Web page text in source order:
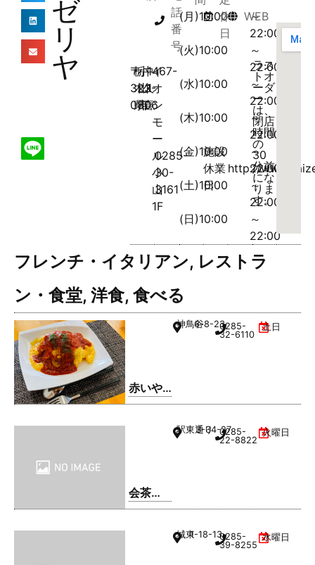
ゼ
リ
ヤ
〒
323-
0806
栃
木
県
小
山
市
中
久
喜
1467-
1
イ
オ
ン
モ
ー
ル
小
山
1F
話
番
号
0285-
30-
3161
(月)10:00
～
22:00
(火)10:00
～
22:00
(水)10:00
～
22:00
(木)10:00
～
22:00
(金)10:00
～
22:00
(土)10:00
～
22:00
(日)10:00
～
22:00
休
日
施設
休業
日
WEB
http://
ラス
トオ
ーダ
ー
は、
閉店
時間
の
30
分前
にな
りま
す。
フレンチ・イタリアン, レストラ
ン・食堂, 洋食, 食べる
赤いや
ね
神鳥谷6-8-230285-
32-6110
土日
会茶
(AIAI
駅東通り3-34-270285-
22-8822
火曜日
城東1-18-130285-
39-8255
水曜日